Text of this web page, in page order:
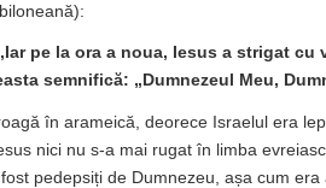
pe la ora a noua, Iesus a strigat cu
semnifică: „Dumnezeul Meu,
în arameică, deorece Israelul era
nici nu s-a mai rugat în limba
pedepsiți de Dumnezeu, așa cum